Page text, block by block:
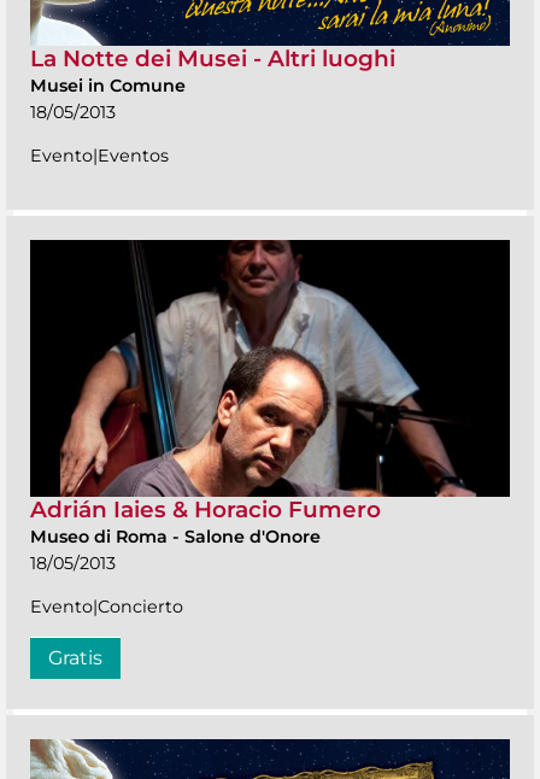
La Notte dei Musei - Altri luoghi
Musei in Comune
18/05/2013
Evento|Eventos
Adrián Iaies & Horacio Fumero
Museo di Roma - Salone d'Onore
18/05/2013
Evento|Concierto
Gratis